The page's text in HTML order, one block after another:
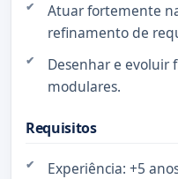
Atuar fortemente
refinamento de
Desenhar e evoluir
modulares.
Requisitos
Experiência: +5